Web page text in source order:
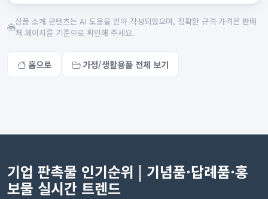
상품 소개 콘텐츠는 AI 도움을 받아 작성되었으며, 정확한 규격·가격은 판매
처 페이지를 기준으로 확인해 주세요.
홈으로 가정/생활용품 전체 보기
기업 판촉물 인기순위 | 기념품·답례품·홍
보물 실시간 트렌드